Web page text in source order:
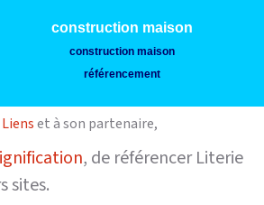
construction maison
construction maison
référencement
et à son partenaire,
, de référencer Literie
sites.